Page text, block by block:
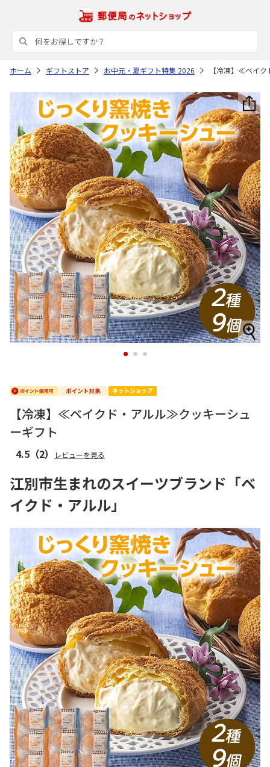
ホーム ギフトストア お中元・夏ギフト特集 2026 【冷凍】≪ベイ
1 2 3
【冷凍】≪ベイクド・アルル≫クッキーシュ
ーギフト
4.5 （2） レビューを見る
江別市生まれのスイーツブランド「ベ
イクド・アルル」